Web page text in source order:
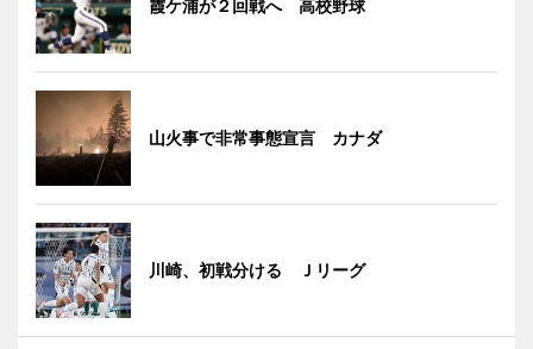
霞ケ浦が２回戦へ 高校野球
山火事で非常事態宣言 カナダ
川崎、初戦分ける Ｊリーグ